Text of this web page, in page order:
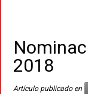
2018
Artículo publicado en